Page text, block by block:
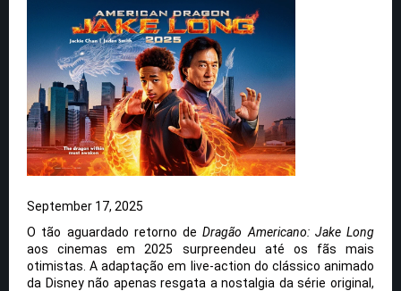
September 17, 2025
O tão aguardado retorno deDragão Americano: Jake Long
aos cinemas em 2025 surpreendeu até os fãs mais
otimistas. A adaptação em live-action do clássico animado
da Disney não apenas resgata a nostalgia da série original,